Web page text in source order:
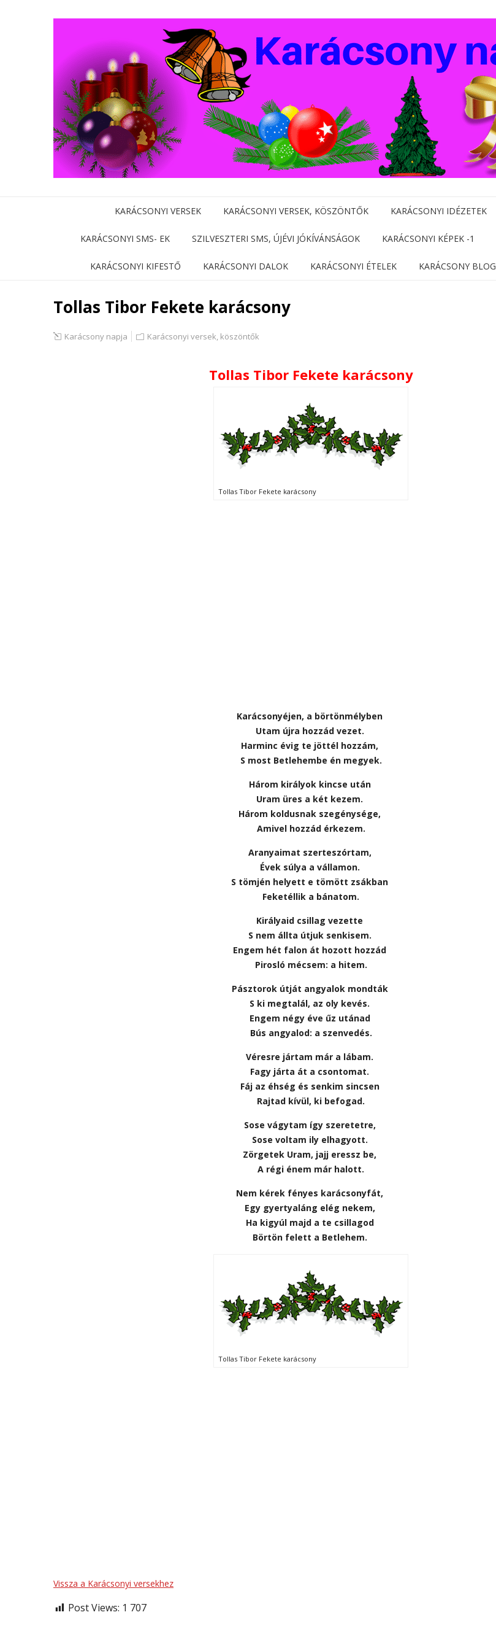
KARÁCSONYI VERSEK KARÁCSONYI VERSEK, KÖSZÖNTŐK KARÁCSONYI IDÉZETEK
KARÁCSONYI SMS- EK SZILVESZTERI SMS, ÚJÉVI JÓKÍVÁNSÁGOK KARÁCSONYI KÉPEK -1
KARÁCSONYI KIFESTŐ KARÁCSONYI DALOK KARÁCSONYI ÉTELEK KARÁCSONY BLOG
Tollas Tibor Fekete karácsony
Karácsony napja Karácsonyi versek, köszöntők
Tollas Tibor Fekete karácsony
Tollas Tibor Fekete karácsony
Karácsonyéjen, a börtönmélyben
Utam újra hozzád vezet.
Harminc évig te jöttél hozzám,
S most Betlehembe én megyek.
Három királyok kincse után
Uram üres a két kezem.
Három koldusnak szegénysége,
Amivel hozzád érkezem.
Aranyaimat szerteszórtam,
Évek súlya a vállamon.
S tömjén helyett e tömött zsákban
Feketéllik a bánatom.
Királyaid csillag vezette
S nem állta útjuk senkisem.
Engem hét falon át hozott hozzád
Pirosló mécsem: a hitem.
Pásztorok útját angyalok mondták
S ki megtalál, az oly kevés.
Engem négy éve űz utánad
Bús angyalod: a szenvedés.
Véresre jártam már a lábam.
Fagy járta át a csontomat.
Fáj az éhség és senkim sincsen
Rajtad kívül, ki befogad.
Sose vágytam így szeretetre,
Sose voltam ily elhagyott.
Zörgetek Uram, jajj eressz be,
A régi énem már halott.
Nem kérek fényes karácsonyfát,
Egy gyertyaláng elég nekem,
Ha kigyúl majd a te csillagod
Börtön felett a Betlehem.
Tollas Tibor Fekete karácsony
Vissza a Karácsonyi versekhez
Post Views: 1 707